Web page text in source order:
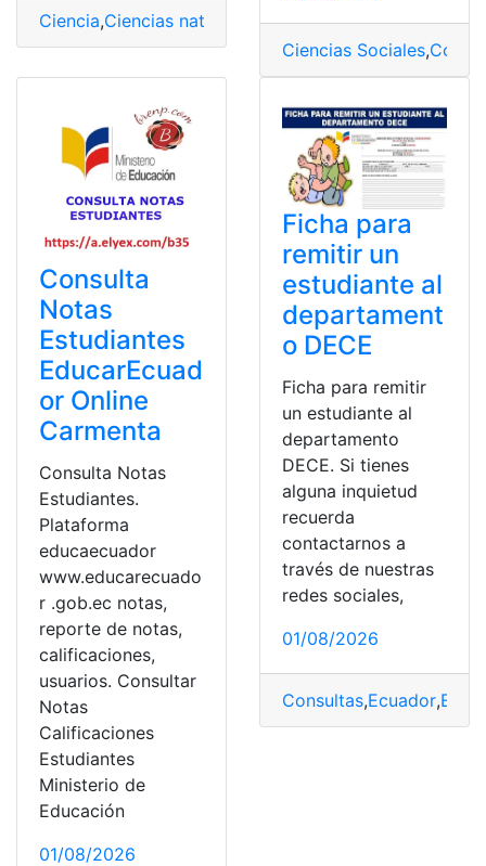
Ciencia,Ciencias naturales Consultas,Ecuador,
Ciencias Sociales,
Consulta
Notas
Estudiantes
EducarEcuad
or Online
Carmenta
Consulta Notas
Estudiantes.
Plataforma
educaecuador
www.educarecuado
r .gob.ec notas,
reporte de notas,
calificaciones,
usuarios. Consultar
Notas
Calificaciones
Estudiantes
Ministerio de
Educación
01/08/2026
Ficha para
remitir un
estudiante al
departament
o DECE
Ficha para remitir
un estudiante al
departamento
DECE. Si tienes
alguna inquietud
recuerda
contactarnos a
través de nuestras
redes sociales,
01/08/2026
Consultas,Ecuador,